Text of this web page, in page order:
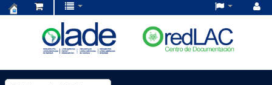
OLADE